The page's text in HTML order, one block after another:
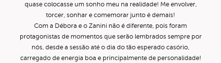
quase colocasse um sonho meu na realidade! Me envolver,
torcer, sonhar e comemorar junto é demais!
Com a Débora e o Zanini não é diferente, pois foram
protagonistas de momentos que serão lembrados sempre por
nós, desde a sessão até o dia do tão esperado casório,
carregado de energia boa e principalmente de personalidade!